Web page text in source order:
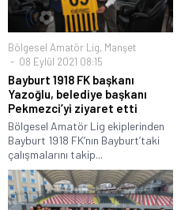
Bölgesel Amatör Lig, Manşet
08 Eylül 2021 08:15
Bayburt 1918 FK başkanı
Yazoğlu, belediye başkanı
Pekmezci’yi ziyaret etti
Bölgesel Amatör Lig ekiplerinden
Bayburt 1918 FK’nın Bayburt’taki
çalışmalarını takip...